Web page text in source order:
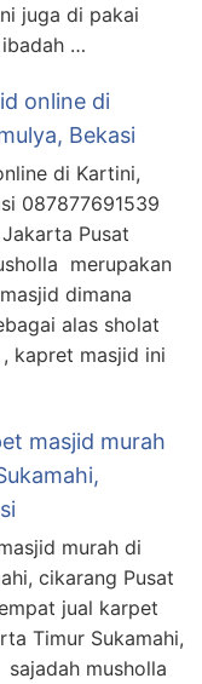
juga di pakai
…
online di
Bekasi
di Kartini,
087877691539
Pusat
merupakan
dimana
alas sholat
kapret masjid ini
masjid murah
murah di
cikarang Pusat
jual karpet
Timur Sukamahi,
musholla